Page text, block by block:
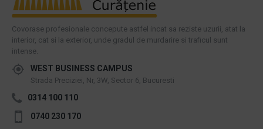
Covorase profesionale concepute astfel incat sa reziste uzurii, atat la
interior, cat si la exterior, unde gradul de murdarire si traficul sunt
intense.
WEST BUSINESS CAMPUS
Strada Preciziei, Nr, 3W, Sector 6, Bucuresti
0314 100 110
0740 230 170